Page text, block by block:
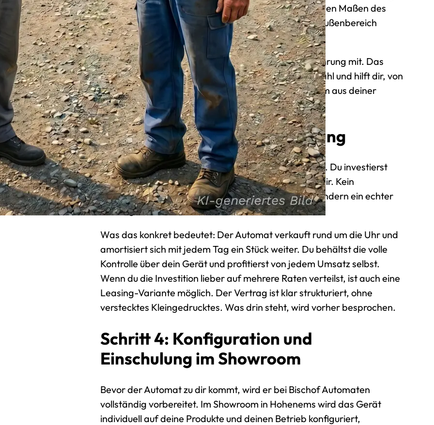
sichtbar und zugänglich? Passt die Aufstellfläche zu den Maßen des
Geräts? Gibt es Wetterschutz, falls der Automat im Außenbereich
stehen soll?
Bischof Automaten bringt hier jahrzehntelange Erfahrung mit. Das
Team kennt die häufigsten Fehler bei der Standortwahl und hilft dir, von
Anfang an richtig zu planen. So holst du das Maximum aus deiner
Investition heraus.
Schritt 3: Kauf und Finanzierung
Wenn Modell und Standort feststehen, folgt der Kauf. Du investierst
einmalig in dein Gerät und es gehört von Anfang an dir. Kein
monatlicher Mietvertrag, keine laufende Bindung, sondern ein echter
Vermögenswert, der für dich arbeitet.
Was das konkret bedeutet: Der Automat verkauft rund um die Uhr und
amortisiert sich mit jedem Tag ein Stück weiter. Du behältst die volle
Kontrolle über dein Gerät und profitierst von jedem Umsatz selbst.
Wenn du die Investition lieber auf mehrere Raten verteilst, ist auch eine
Leasing-Variante möglich. Der Vertrag ist klar strukturiert, ohne
verstecktes Kleingedrucktes. Was drin steht, wird vorher besprochen.
Schritt 4: Konfiguration und
Einschulung im Showroom
Bevor der Automat zu dir kommt, wird er bei Bischof Automaten
vollständig vorbereitet. Im Showroom in Hohenems wird das Gerät
individuell auf deine Produkte und deinen Betrieb konfiguriert,